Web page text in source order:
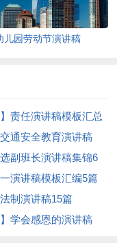
儿园劳动节演讲稿
】责任演讲稿模板汇总
通安全教育演讲稿
副班长演讲稿集锦6
演讲稿模板汇编5篇
制演讲稿15篇
】学会感恩的演讲稿